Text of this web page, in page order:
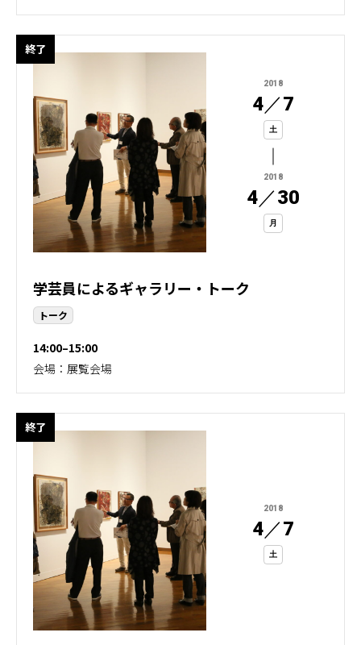
終了
2018
4／7
土
2018
4／30
月
学芸員によるギャラリー・トーク
トーク
14:00–15:00
会場：展覧会場
終了
2018
4／7
土